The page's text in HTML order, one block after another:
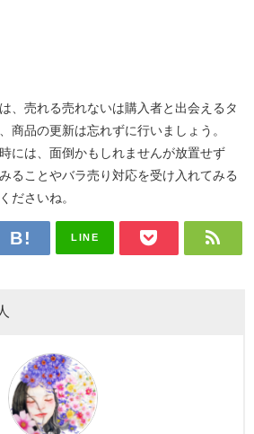
、売れる売れないは購入者と出会えるタ
商品の更新は忘れずに行いましょう。
には、面倒かもしれませんが放置せず
ることやバラ売り対応を受け入れてみる
ださいね。
LINE